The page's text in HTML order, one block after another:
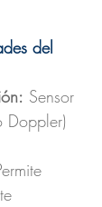
del
Sensor
Doppler)